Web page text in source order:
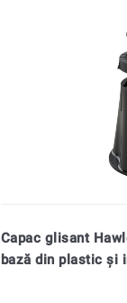
Capac glisant
bază din plastic și